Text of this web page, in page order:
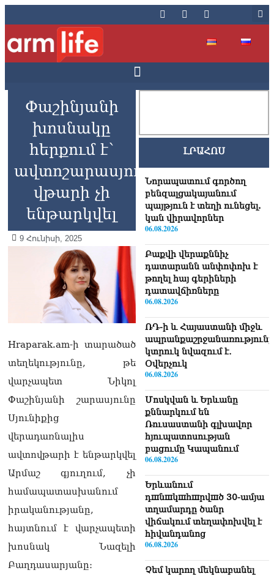
Փաշինյանի
խոսնակը
հերքում է՝
ավտոշարասյունը
վթարի չի
ենթարկվել
9 Հունիսի, 2025
Hraparak.am-ի տարածած
տեղեկությունը, թե
վարչապետ Նիկոլ
Փաշինյանի շարասյունը
Սյունիքից
վերադառնալիս
ավտովթարի է ենթարկվել
Արմաշ գյուղում, չի
համապատասխանում
իրականությանը,
հայտնում է վարչապետի
խոսնակ Նազելի
Բաղդասարյանը։
ԼՐԱՀՈՍ
Նորապատում գործող
բենզալցակայանում
պայթյուն է տեղի ունեցել.
կան վիրավորներ
06.08.2026
Բաքվի վերաքննիչ
դատարանն անփոփոխ է
թողել հայ գերիների
դատավճիռները
06.08.2026
ՌԴ-ի և Հայաստանի միջև
ապրանքաշրջանառությունը
կտրուկ նվազում է․
Օվերչուկ
06.08.2026
Մոսկվան և Երևանը
քննարկում են
Ռուսաստանի գլխավոր
հյուպատոսության
բացումը Կապանում
06.08.2026
Երևանում
դшնшկшհшրվшծ 30-ամյա
տղամարդը ծանր
վիճակում տեղափոխվել է
հիվանդանոց
06.08.2026
Չեմ կարող մեկնաբանել